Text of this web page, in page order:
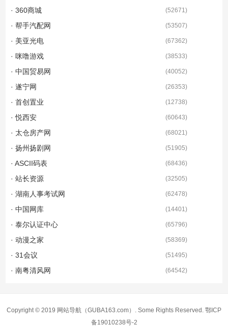
· 360商城 (52671)
· 帮手汽配网 (53507)
· 美亚光电 (67362)
· 咪噜游戏 (38533)
· 中国贸易网 (40052)
· 遂宁网 (26353)
· 首创置业 (12738)
· 悦西安 (60643)
· 太仓房产网 (68021)
· 扬州扬剧网 (51905)
· ASCII码表 (68436)
· 站长资源 (32505)
· 湖南人事考试网 (62478)
· 中国网库 (14401)
· 泰尔认证中心 (65796)
· 动漫之家 (58369)
· 31会议 (51495)
· 南粤清风网 (64542)
Copyright © 2019 网站导航 （GUBA163.com）. Some Rights Reserved. 鄂ICP
备19010238号-2